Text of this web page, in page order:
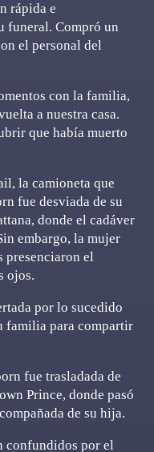
rápida e
funeral. Compró un
el personal del
con la familia,
a nuestra casa.
que había muerto
la camioneta que
fue desviada de su
donde el cadáver
embargo, la mujer
presenciaron el
ojos.
por lo sucedido
familia para compartir
fue trasladada de
Prince, donde pasó
de su hija.
confundidos por el